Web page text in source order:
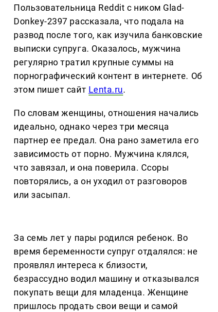
Пользовательница Reddit с ником Glad-
Donkey-2397 рассказала, что подала на
развод после того, как изучила банковские
выписки супруга. Оказалось, мужчина
регулярно тратил крупные суммы на
порнографический контент в интернете. Об
этом пишет сайт Lenta.ru.
По словам женщины, отношения начались
идеально, однако через три месяца
партнер ее предал. Она рано заметила его
зависимость от порно. Мужчина клялся,
что завязал, и она поверила. Ссоры
повторялись, а он уходил от разговоров
или засыпал.
За семь лет у пары родился ребенок. Во
время беременности супруг отдалялся: не
проявлял интереса к близости,
безрассудно водил машину и отказывался
покупать вещи для младенца. Женщине
пришлось продать свои вещи и самой